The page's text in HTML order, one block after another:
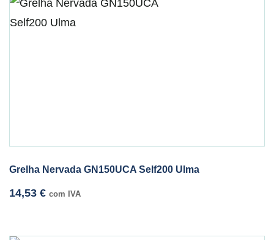
Grelha Nervada GN150UCA Self200 Ulma
14,53 € com IVA